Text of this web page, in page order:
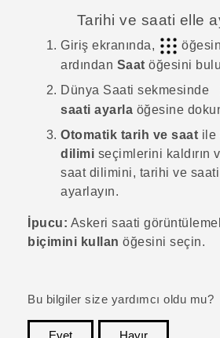
Tarihi ve saati elle
Giriş ekranında,
ardından Saat öğesini
Dünya Saati sekmesinde
saati ayarla öğesine
Otomatik tarih ve saat ile
dilimi seçimlerini kaldırın
saat dilimini, tarihi ve
ayarlayın.
İpucu: Askeri saati
biçimini kullan öğesini seçin.
Bu bilgiler size yardımcı oldu mu?